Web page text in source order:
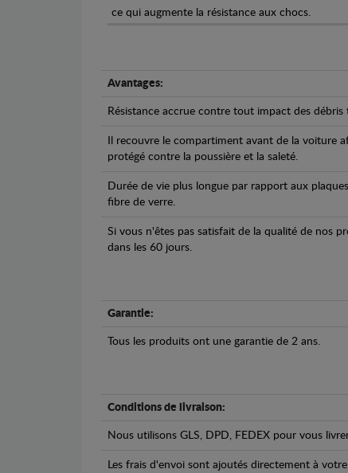
ce qui augmente la résistance aux chocs.
Avantages:
Résistance accrue contre tout impact des débris
Il recouvre le compartiment avant de la voiture
protégé contre la poussière et la saleté.
Durée de vie plus longue par rapport aux
fibre de verre.
Si vous n'êtes pas satisfait de la qualité de nos
dans les 60 jours.
Garantie:
Tous les produits ont une garantie de 2 ans.
Conditions de livraison:
Nous utilisons GLS, DPD, FEDEX pour vous
Les frais d'envoi sont ajoutés directement à